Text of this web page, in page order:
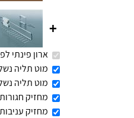
+
ארון פינתי
מוט תליה
מוט תליה
מחזיק חגורות
מחזיק עניבות